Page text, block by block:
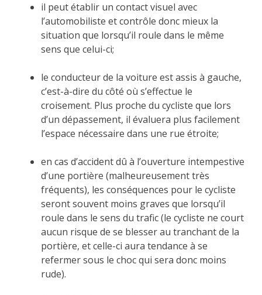
il peut établir un contact visuel avec
l’automobiliste et contrôle donc mieux la
situation que lorsqu’il roule dans le même
sens que celui-ci;
le conducteur de la voiture est assis à gauche,
c’est-à-dire du côté où s’effectue le
croisement. Plus proche du cycliste que lors
d’un dépassement, il évaluera plus facilement
l’espace nécessaire dans une rue étroite;
en cas d’accident dû à l’ouverture intempestive
d’une portière (malheureusement très
fréquents), les conséquences pour le cycliste
seront souvent moins graves que lorsqu’il
roule dans le sens du trafic (le cycliste ne court
aucun risque de se blesser au tranchant de la
portière, et celle-ci aura tendance à se
refermer sous le choc qui sera donc moins
rude).